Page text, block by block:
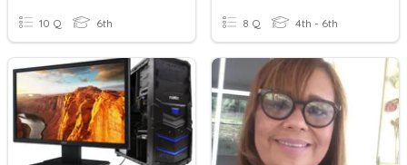
10 Q 6th 8 Q 4th - 6th